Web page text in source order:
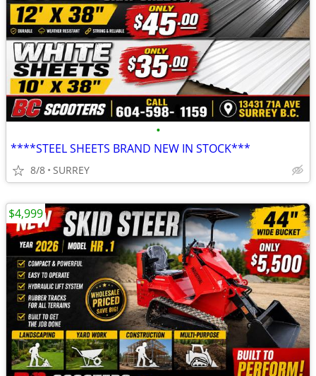
•
****STEEL SHEETS BRAND NEW IN STOCK***
8/8 SURREY
$4,999